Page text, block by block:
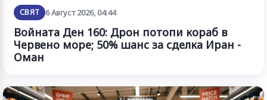
СВЯТ 6 Август 2026, 04:44
Войната Ден 160: Дрон потопи кораб в
Червено море; 50% шанс за сделка Иран -
Оман